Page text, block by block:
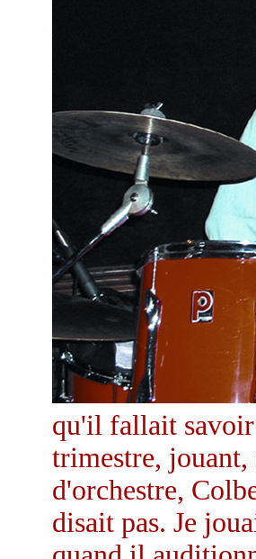
qu'il fallait
trimestre, jouant,
d'orchestre,
disait pas. Je